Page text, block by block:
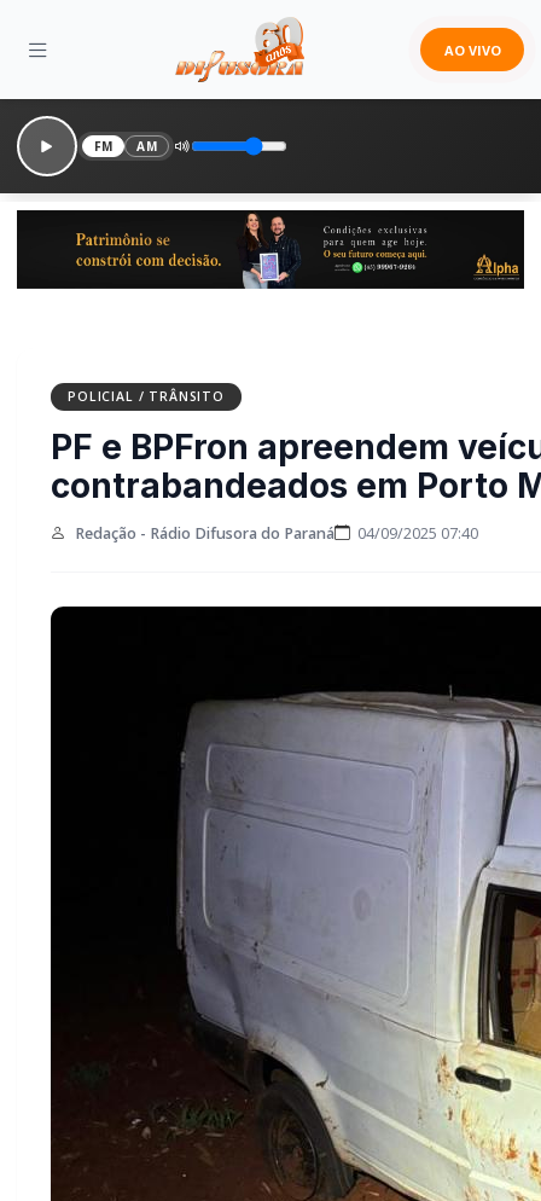
AO VIVO
FM AM
POLICIAL / TRÂNSITO
PF e BPFron apreendem
contrabandeados em Porto
Redação - Rádio Difusora do Paraná 04/09/2025 07:40